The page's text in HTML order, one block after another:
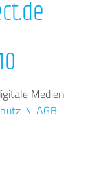
Medien
AGB